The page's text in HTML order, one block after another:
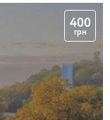
400
грн